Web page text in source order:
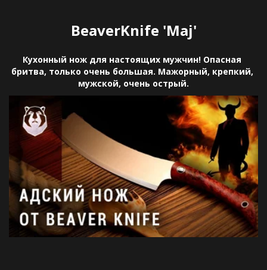
BeaverKnife 'Maj'
Кухонный нож для настоящих мужчин! Опасная
бритва, только очень большая. Мажорный, крепкий,
мужской, очень острый.